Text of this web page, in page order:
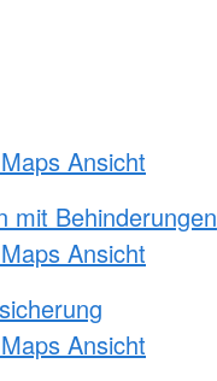
Ansicht
mit Behinderungen
Ansicht
Ansicht